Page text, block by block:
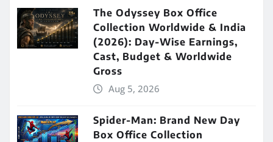
The Odyssey Box Office
Collection Worldwide & India
(2026): Day-Wise Earnings,
Cast, Budget & Worldwide
Gross
Aug 5, 2026
Spider-Man: Brand New Day
Box Office Collection